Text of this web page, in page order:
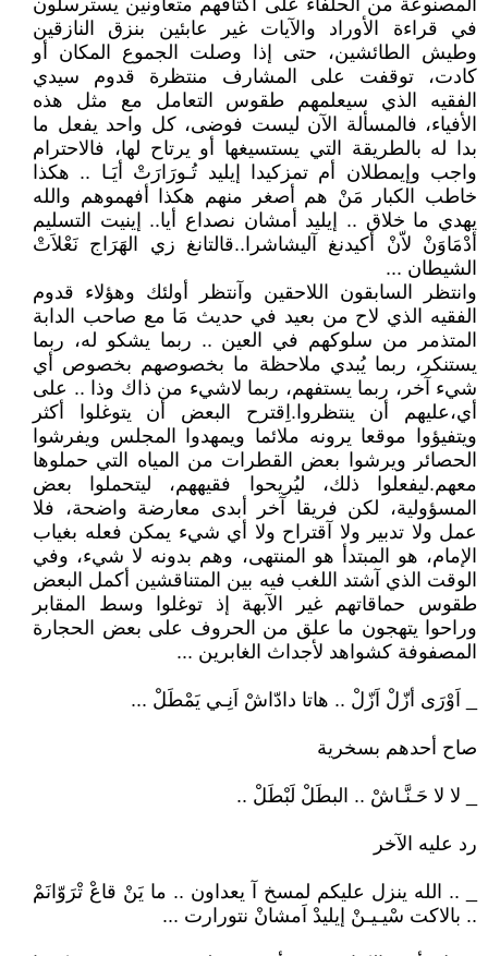
المصنوعة من الحلفاء على أكتافهم متعاونين يسترسلون
في قراءة الأوراد والآيات غير عابئين بنزق النازقين
وطيش الطائشين، حتى إذا وصلت الجموع المكان أو
كادت، توقفت على المشارف منتظرة قدوم سيدي
الفقيه الذي سيعلمهم طقوس التعامل مع مثل هذه
الأفياء، فالمسألة الآن ليست فوضى، كل واحد يفعل ما
بدا له بالطريقة التي يستسيغها أو يرتاح لها، فالاحترام
واجب وإيمطلان أم تمزكيدا إيليد تُـورَارَتْ أيَـا .. هكذا
خاطب الكبار مَنْ هم أصغر منهم هكذا أفهموهم والله
يهدي ما خلاق .. إيليد أمشان نصداع أيا.. إينيت التسليم
أدْمَاوَنْ لاّنْ أكيدنغ آليشاشرا..قالتانغ زي الهَرَاج نَعْلاَتْ
الشيطان ...
وانتظر السابقون اللاحقين وآنتظر أولئك وهؤلاء قدوم
الفقيه الذي لاح من بعيد في حديث مَا مع صاحب الدابة
المتذمر من سلوكهم في العين .. ربما يشكو له، ربما
يستنكر، ربما يُبدي ملاحظة ما بخصوصهم بخصوص أي
شيء آخر، ربما يستفهم، ربما لاشيء من ذاك وذا .. على
أي،عليهم أن ينتظروا.اِقترح البعض أن يتوغلوا أكثر
ويتفيؤوا موقعا يرونه ملائما ويمهدوا المجلس ويفرشوا
الحصائر ويرشوا بعض القطرات من المياه التي حملوها
معهم.ليفعلوا ذلك، ليُريحوا فقيههم، ليتحملوا بعض
المسؤولية، لكن فريقا آخر أبدى معارضة واضحة، فلا
عمل ولا تدبير ولا آقتراح ولا أي شيء يمكن فعله بغياب
الإمام، هو المبتدأ هو المنتهى، وهم بدونه لا شيء، وفي
الوقت الذي آشتد اللغب فيه بين المتناقشين أكمل البعض
طقوس حماقاتهم غير الآبهة إذ توغلوا وسط المقابر
وراحوا يتهجون ما علق من الحروف على بعض الحجارة
المصفوفة كشواهد لأجداث الغابرين ...
_ اَوْرَى أزّلْ اَزّلْ .. هاتا دادّاشْ اَنِـي يَمْطَلْ ...
صاح أحدهم بسخرية
_ لا لا حَـنَّـاشْ .. البطَلْ لَبْطَلْ ..
رد عليه الآخر
_ .. الله ينزل عليكم لمسخ آ يعداون .. ما يَنْ قاعْ تْرَوّانَمْ
.. بالاكت سْيـيـنْ إيليدْ اَمشانْ نتورارت ...